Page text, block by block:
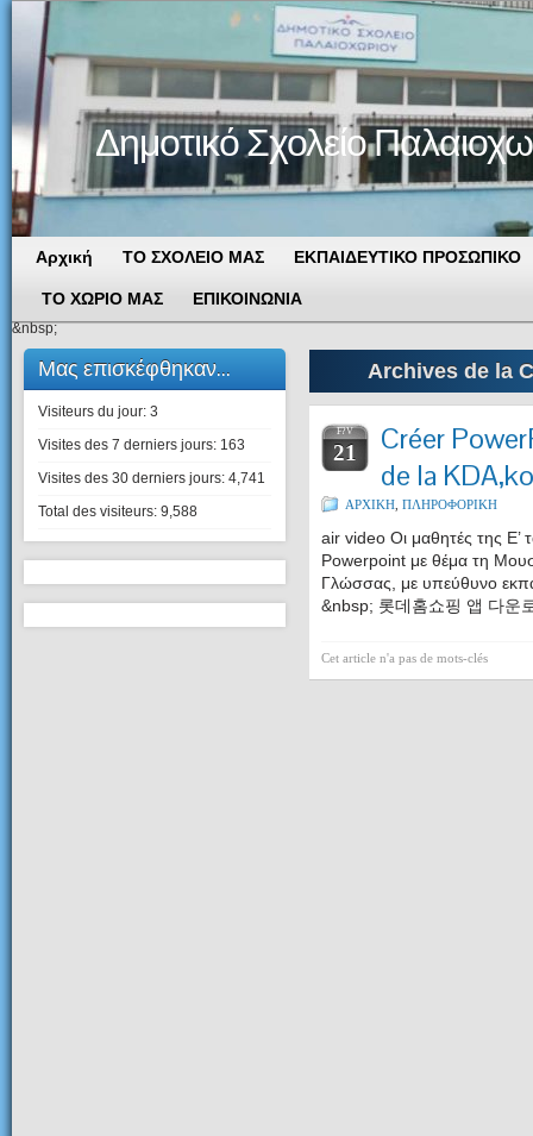
Δημοτικό Σχολείο
Αρχική ΤΟ ΣΧΟΛΕΙΟ ΜΑΣ ΕΚΠΑΙΔΕΥΤΙΚΟ ΠΡΟΣΩΠΙΚΟ
ΤΟ ΧΩΡΙΟ ΜΑΣ ΕΠΙΚΟΙΝΩΝΙΑ
&nbsp;
Μας επισκέφθηκαν...
Visiteurs du jour: 3
Visites des 7 derniers jours: 163
Visites des 30 derniers jours: 4,741
Total des visiteurs: 9,588
Archives de la
F?V
21
Créer
de la KDA,ko
ΑΡΧΙΚΗ ΠΛΗΡΟΦΟΡΙΚΗ
air video Οι μαθητές της Ε’
Powerpoint με θέμα τη
Γλώσσας, με υπεύθυνο
&nbsp; 롯데홈쇼핑 앱 다운
Cet article n'a pas de mots-clés